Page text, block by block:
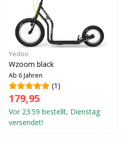
Yedoo
Wzoom black
Ab 6 Jahren
(1)
179,95
Vor 23:59 bestellt, Dienstag
versendet!